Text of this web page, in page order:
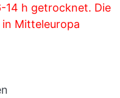
14 h getrocknet. Die
Mitteleuropa